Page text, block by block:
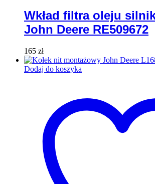
Wkład filtra oleju
John Deere RE509672
165 zł
Dodaj do koszyka